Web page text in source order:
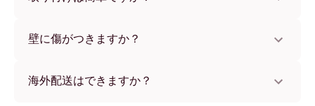
をつけないため、賃貸のお部屋でも安心してお使いいただ
壁に傷がつきますか？
海外配送はできますか？